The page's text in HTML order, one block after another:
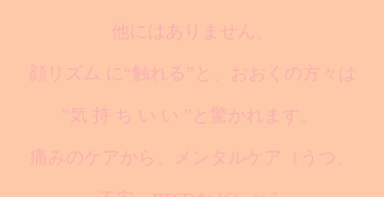
他にはありません。
顔リズム に“触れる”と、おおくの方々は
”気 持 ち い い ”と驚かれます。
痛みのケアから、メンタルケア（うつ、